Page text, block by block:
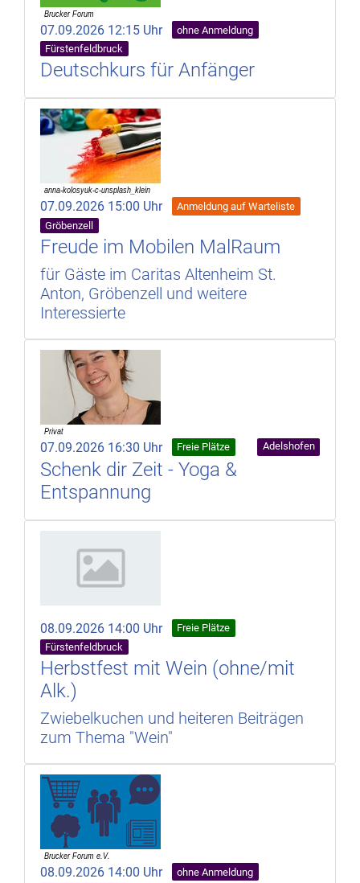
07.09.2026 12:15 Uhr
ohne Anmeldung
Fürstenfeldbruck
Deutschkurs für Anfänger
07.09.2026 15:00 Uhr
Anmeldung auf Warteliste
Gröbenzell
Freude im Mobilen MalRaum
für Gäste im Caritas Altenheim St.
Anton, Gröbenzell und weitere
Interessierte
07.09.2026 16:30 Uhr Freie Plätze Adelshofen
Schenk dir Zeit - Yoga &
Entspannung
08.09.2026 14:00 Uhr
Freie Plätze
Fürstenfeldbruck
Herbstfest mit Wein (ohne/mit
Alk.)
Zwiebelkuchen und heiteren Beiträgen
zum Thema "Wein"
08.09.2026 14:00 Uhr
ohne Anmeldung